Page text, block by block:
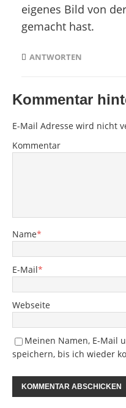
eigenes Bild von
gemacht hast.
ANTWORTEN
Kommentar
E-Mail Adresse wird nicht
Kommentar
Name*
E-Mail*
Webseite
Meinen Namen, E-Mail
speichern, bis ich wieder